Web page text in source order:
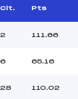
Clt. Pts
2 111.66
6 65.16
28 110.02